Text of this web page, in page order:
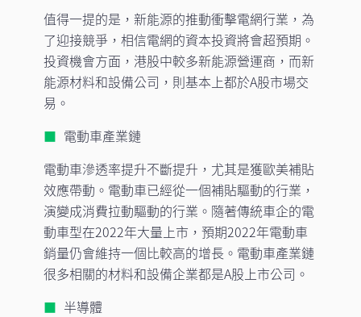
值得一提的是，新能源的推動衝擊電網行業，為
了迎接競爭，相信電網的資本投資將會超預期。
投資機會方面，港股中較多新能源營運商，而新
能源材料和設備公司，則基本上都於A股市場交
易。
電動車產業鏈
電動車滲透率提升不斷提升，尤其是獲歐美補貼
效應帶動。電動車已經從一個補貼驅動的行業，
演變成消費拉動驅動的行業。隨著傳統車企的電
動車型在2022年大量上市，預期2022年電動車
銷量仍會維持一個比較高的增長。電動車產業鏈
很多相關的材料和設備企業都是A股上市公司。
半導體